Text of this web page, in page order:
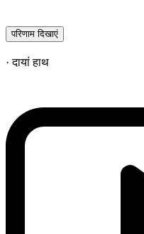
परिणाम दिखाएं
· दायां हाथ